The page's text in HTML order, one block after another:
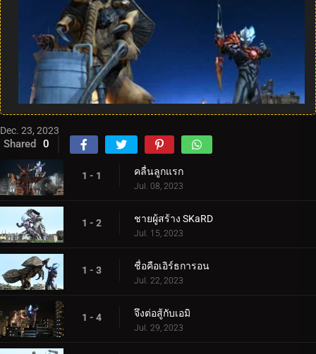
Dec. 23, 2023
Shared 0
1 - 1 คลื่นลูกแรก
Jul. 08, 2023
1 - 2 ชายผู้สร้าง SKaRD
Jul. 15, 2023
1 - 3 ชื่อคือเอิร์ธการอน
Jul. 22, 2023
1 - 4 จึงต่อสู้กับเอมิ
Jul. 29, 2023